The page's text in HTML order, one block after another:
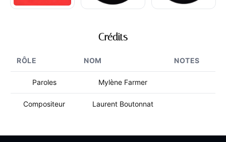
Crédits
RÔLE NOM NOTES
Paroles Mylène Farmer
Compositeur Laurent Boutonnat